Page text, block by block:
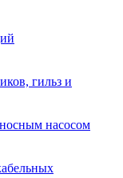
гильз и
насосом